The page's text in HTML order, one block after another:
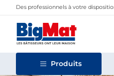
Des professionnels à votre
Produits